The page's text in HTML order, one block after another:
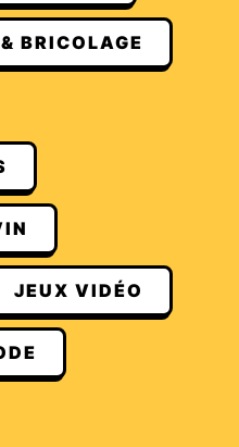
BRICOLAGE
JEUX VIDÉO